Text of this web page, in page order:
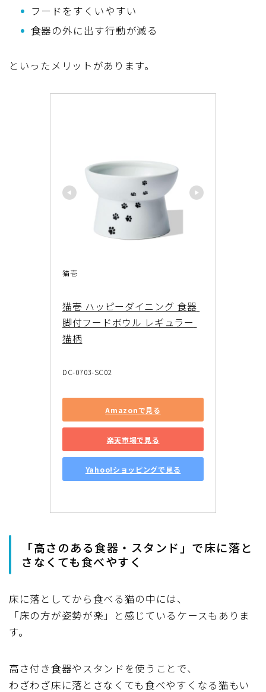
フードをすくいやすい
食器の外に出す行動が減る
といったメリットがあります。
猫壱
猫壱 ハッピーダイニング 食器
脚付フードボウル レギュラー
猫柄
DC-0703-SC02
Amazonで見る
楽天市場で見る
Yahoo!ショッピングで見る
「高さのある食器・スタンド」で床に落と
さなくても食べやすく
床に落としてから食べる猫の中には、
「床の方が姿勢が楽」と感じているケースもありま
す。
高さ付き食器やスタンドを使うことで、
わざわざ床に落とさなくても食べやすくなる猫もい